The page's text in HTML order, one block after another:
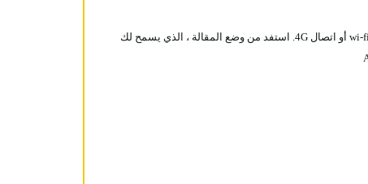
مع تطبيق كيوسك الأخبار ، يمكنك قراءة جميع الأعداد التي تم تنزيلها أينما تريد ، وقتما تريد ، على جهازك اللوحي أو هاتفك الذكي ، حتى بدون اتصال wi-fi أو اتصال 4G. استفد من وضع المقالة ، الذي يسمح لك